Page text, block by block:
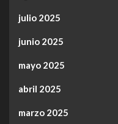
julio 2025
junio 2025
mayo 2025
abril 2025
marzo 2025